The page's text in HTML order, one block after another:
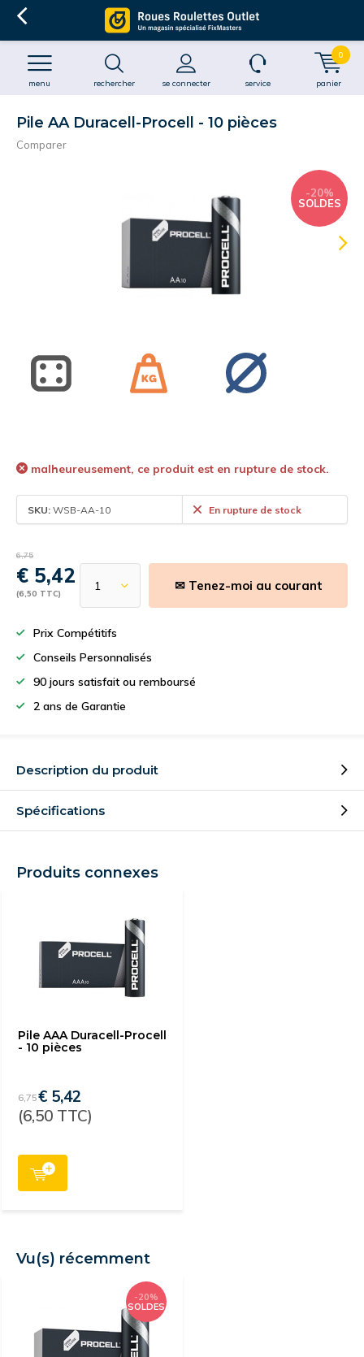
rechercher se connecter
menu service panier
0
Pile AA Duracell-Procell - 10 pièces
Comparer
-20%
SOLDES
malheureusement, ce produit est en rupture de stock.
SKU: WSB-AA-10 En rupture de stock
6,75
€ 5,42
(6,50 TTC)
✉ Tenez-moi au courant
Prix Compétitifs
Conseils Personnalisés
90 jours satisfait ou remboursé
2 ans de Garantie
Description du produit
Spécifications
Produits connexes
Pile AAA Duracell-Procell
- 10 pièces
6,75€ 5,42
(6,50 TTC)
Vu(s) récemment
-20%
SOLDES